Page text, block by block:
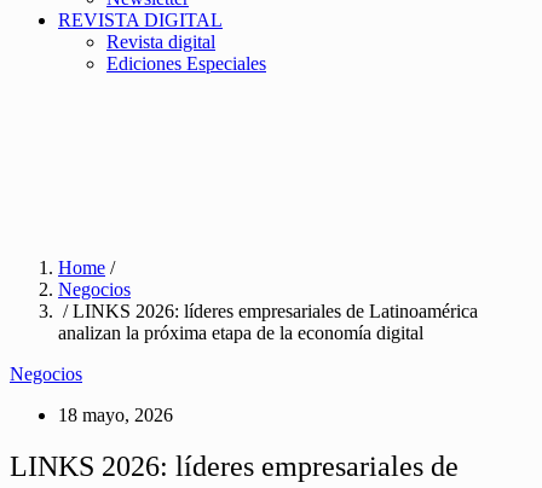
REVISTA DIGITAL
Revista digital
Ediciones Especiales
Home /
Negocios
/ LINKS 2026: líderes empresariales de Latinoamérica
analizan la próxima etapa de la economía digital
Negocios
18 mayo, 2026
LINKS 2026: líderes empresariales de